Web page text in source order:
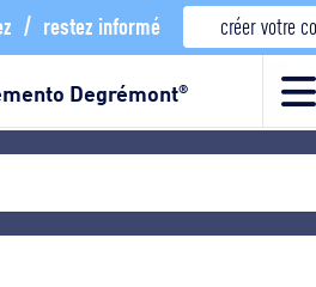
/ restez informé créer votre
Degrémont®